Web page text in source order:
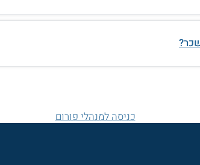
כניסה למנהלי פורום